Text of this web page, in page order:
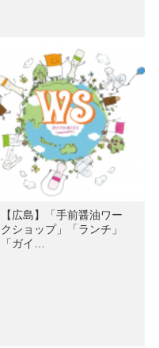
【広島】「手前醤油ワー
クショップ」「ランチ」
「ガイ…